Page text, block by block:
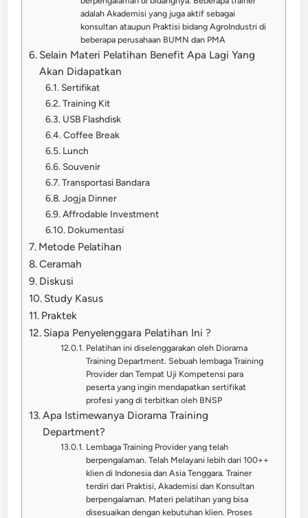
adalah Akademisi yang juga aktif sebagai
konsultan ataupun Praktisi bidang AgroIndustri di
beberapa perusahaan BUMN dan PMA
Selain Materi Pelatihan Benefit Apa Lagi Yang
Akan Didapatkan
Sertifikat
Training Kit
USB Flashdisk
Coffee Break
Lunch
Souvenir
Transportasi Bandara
Jogja Dinner
Affrodable Investment
Dokumentasi
Metode Pelatihan
Ceramah
Diskusi
Study Kasus
Praktek
Siapa Penyelenggara Pelatihan Ini ?
Pelatihan ini diselenggarakan oleh Diorama
Training Department. Sebuah lembaga Training
Provider dan Tempat Uji Kompetensi para
peserta yang ingin mendapatkan sertifikat
profesi yang di terbitkan oleh BNSP
Apa Istimewanya Diorama Training
Department?
Lembaga Training Provider yang telah
berpengalaman. Telah Melayani lebih dari 100++
klien di Indonesia dan Asia Tenggara. Trainer
terdiri dari Praktisi, Akademisi dan Konsultan
berpengalaman. Materi pelatihan yang bisa
disesuaikan dengan kebutuhan klien. Proses